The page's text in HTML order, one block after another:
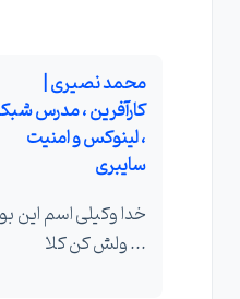
محمد نصیری |
کارآفرین ، مدرس
، لینوکس و امنیت
سایبری
خدا وکیلی اسم این
... ولش کن کلا